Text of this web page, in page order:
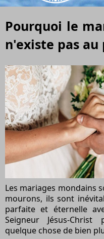
Pourquoi le
n'existe pas au
Les mariages mondains
mourons, ils sont
parfaite et éternelle
Seigneur Jésus-
quelque chose de bien